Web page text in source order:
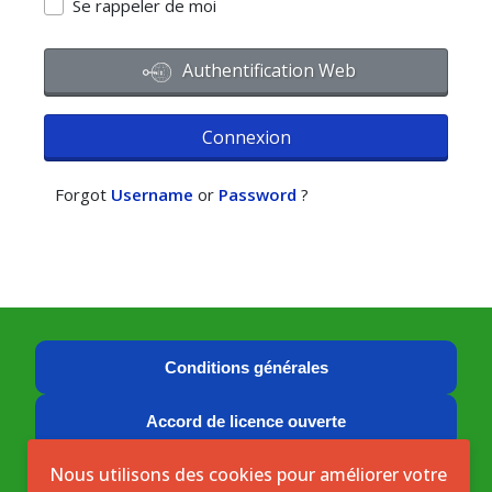
Se rappeler de moi
Authentification Web
Connexion
Forgot Username or Password ?
Conditions générales
Accord de licence ouverte
Licence ouverte ICASEES (CC BY 4.0)
Nous utilisons des cookies pour améliorer votre